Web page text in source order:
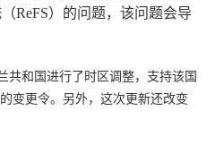
ReFS）的问题，该问题会导
共和国进行了时区调整，支持该国
变更令。另外，这次更新还改变